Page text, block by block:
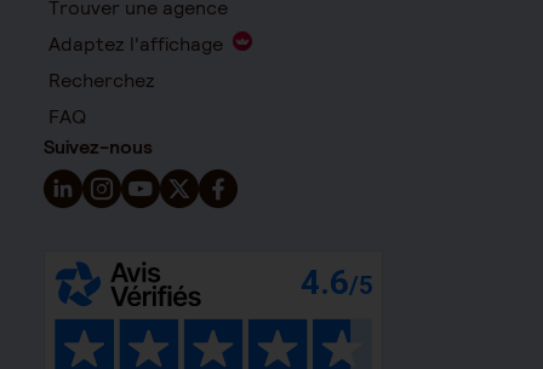
Trouver une agence
Adaptez l'affichage
Recherchez
FAQ
Suivez-nous
Suivez-nous sur LinkedIn - Nouvelle fenêtre
Suivez-nous sur Instagram - Nouvelle fenêtre
Suivez-nous sur YouTube - Nouvelle fenêtre
Suivez-nous sur X - Nouvelle fenêtre
Suivez-nous sur Facebook - Nouvelle